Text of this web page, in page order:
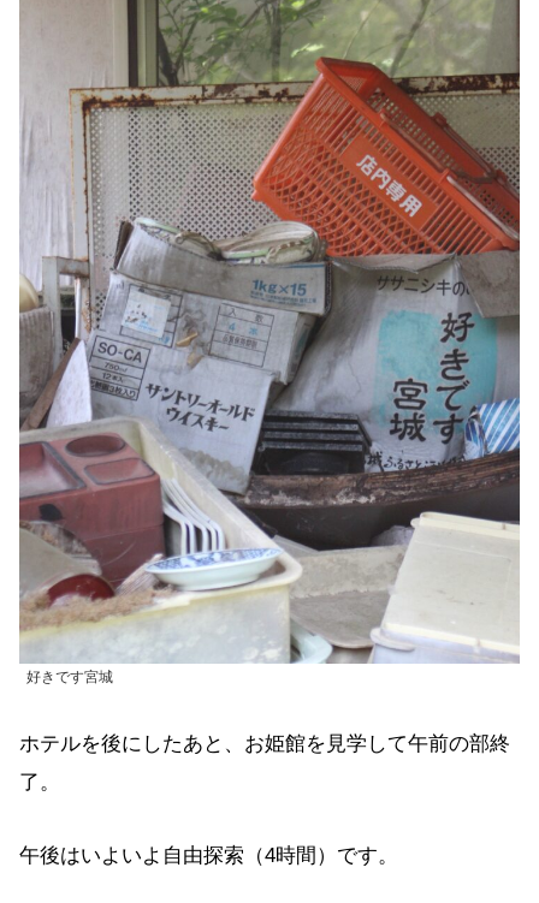
好きです宮城
ホテルを後にしたあと、お姫館を見学して午前の部終
了。
午後はいよいよ自由探索（4時間）です。